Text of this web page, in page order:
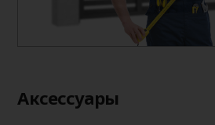
Аксессуары